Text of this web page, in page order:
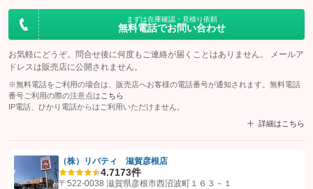
まずは在庫確認・見積り依頼
無料電話でお問い合わせ
お気軽にどうぞ。問合せ後に何度もご連絡が届くことはありません。 メールア
ドレスは販売店に公開されません。
※無料電話をご利用の場合は、販売店へお客様の電話番号が通知されます。無料電話
番号ご利用の際の注意点は こちら
IP電話、ひかり電話からはご利用いただけません。
詳細はこちら
【STEP1】認証画面でグーネットを友だち追加してから「許可する」ボタンを押
（株）リバティ 滋賀彦根店
4.7173件
〒522-0038 滋賀県彦根市西沼波町１６３－１